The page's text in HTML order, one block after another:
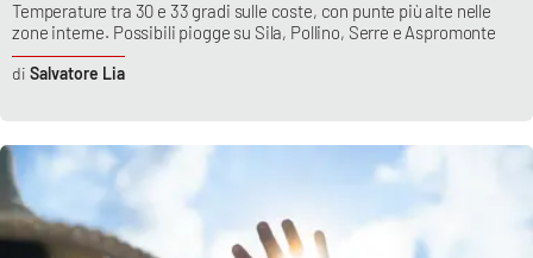
Temperature tra 30 e 33 gradi sulle coste, con punte più alte nelle
zone interne. Possibili piogge su Sila, Pollino, Serre e Aspromonte
Salvatore Lia